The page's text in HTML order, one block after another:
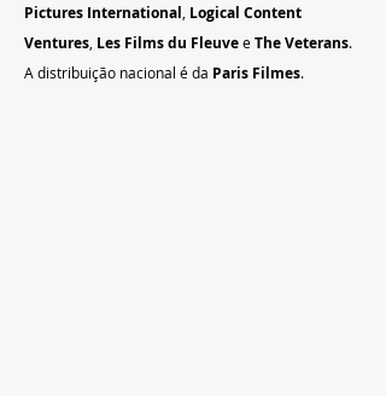
Pictures International Logical Content
Ventures Les Films du Fleuve e The Veterans.
A distribuição nacional é da Paris Filmes.